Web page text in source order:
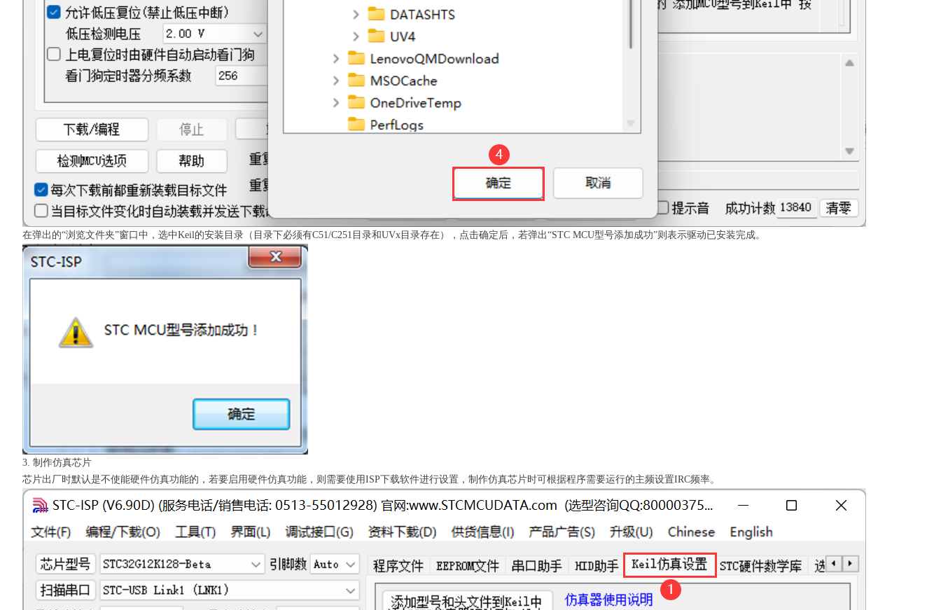
在弹出的“浏览文件夹”窗口中，选中Keil的安装目录（目录下必须有C51/C251目录和UVx目录存在），点击确定后，若弹出“STC MCU型号添加成功”则表示驱动已安装完成。
3. 制作仿真芯片
芯片出厂时默认是不使能硬件仿真功能的，若要启用硬件仿真功能，则需要使用ISP下载软件进行设置，制作仿真芯片时可根据程序需要运行的主频设置IRC频率。